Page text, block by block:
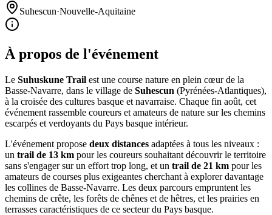
Suhescun·Nouvelle-Aquitaine
À propos de l'événement
Le Suhuskune Trail est une course nature en plein cœur de la
Basse-Navarre, dans le village de Suhescun (Pyrénées-Atlantiques),
à la croisée des cultures basque et navarraise. Chaque fin août, cet
événement rassemble coureurs et amateurs de nature sur les chemins
escarpés et verdoyants du Pays basque intérieur.
L'événement propose deux distances adaptées à tous les niveaux :
un trail de 13 km pour les coureurs souhaitant découvrir le territoire
sans s'engager sur un effort trop long, et un trail de 21 km pour les
amateurs de courses plus exigeantes cherchant à explorer davantage
les collines de Basse-Navarre. Les deux parcours empruntent les
chemins de crête, les forêts de chênes et de hêtres, et les prairies en
terrasses caractéristiques de ce secteur du Pays basque.